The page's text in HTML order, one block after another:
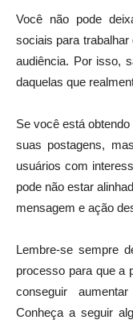
Você não pode
sociais para
audiência. Por isso,
daquelas que
Se você está
suas postagens,
usuários com
pode não estar
mensagem e ação
Lembre-se sempre
processo para que a
conseguir
Conheça a seguir